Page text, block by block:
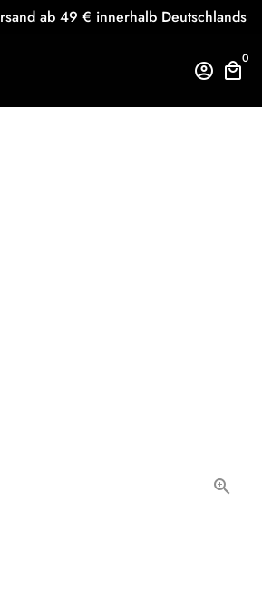
ab 49 € innerhalb Deutschlands
account_circle local_mall
0